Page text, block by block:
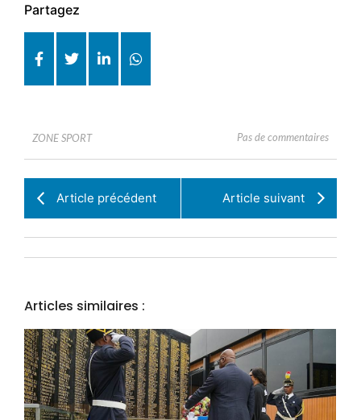
Partagez
ZONE SPORT Pas de commentaires
Article précédent Article suivant
Articles similaires :